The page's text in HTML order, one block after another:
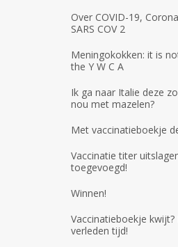
Over COVID-19,
SARS COV 2
Meningokokken: it is
the Y W C A
Ik ga naar Italie deze
nou met mazelen?
Met vaccinatieboekje
Vaccinatie titer
toegevoegd!
Winnen!
Vaccinatieboekje
verleden tijd!